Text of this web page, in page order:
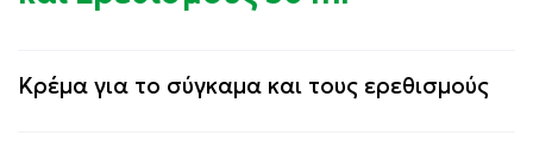
Κρέμα για το σύγκαμα και τους ερεθισμούς